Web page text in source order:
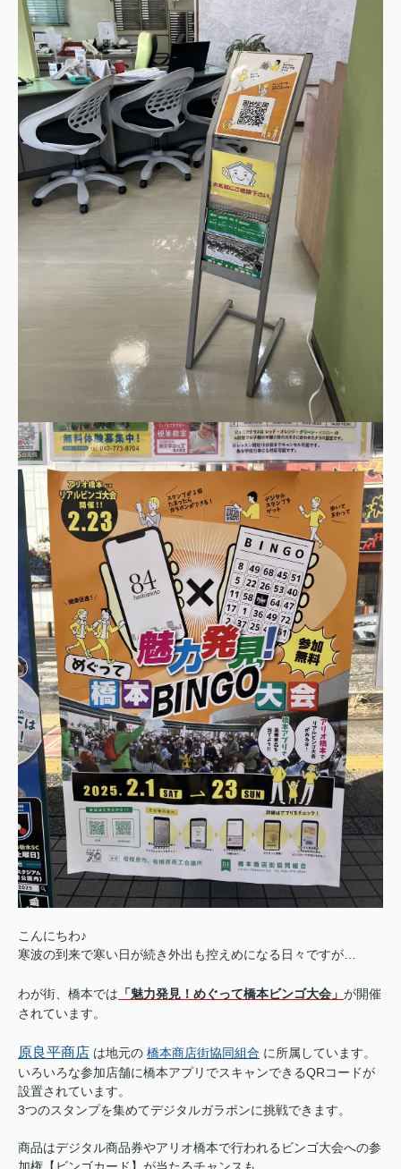
こんにちわ♪
寒波の到来で寒い日が続き外出も控えめになる日々ですが…
わが街、橋本では 「魅力発見！めぐって橋本ビンゴ大会 」 が開催
されています。
原良平商店 は地元の 橋本商店街協同組合 に所属しています。
いろいろな参加店舗に橋本アプリでスキャンできるQRコードが
設置されています。
3つのスタンプを集めてデジタルガラポンに挑戦できます。
商品はデジタル商品券やアリオ橋本で行われるビンゴ大会への参